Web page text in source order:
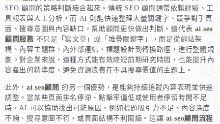
SEO 顧問的策略判斷結合起來。傳統 SEO 顧問通常依賴經驗、工
具報表與人工分析，而 AI 則能快速整理大量關鍵字、競爭對手頁
面、搜尋意圖與內容缺口，幫助顧問更快做出判斷。這代表 ai seo
顧問服務不只是「寫文章」或「堆疊關鍵字」，而是從網站架
構、內容主題群、內外部連結、標題設計到轉換路徑，進行整體規
劃。對企業來說，這種方式能有效縮短前期研究時間，也能提升內
容產出的精準度，避免資源浪費在不具搜尋價值的主題上。
此外，ai seo顧問的另一個優勢，是能夠持續追蹤內容表現並快速
調整。當某些頁面排名停滯、點擊率偏低或使用者停留時間不足
時，AI 可以協助找出可能原因，例如標題吸引力不足、內容深度
不夠、搜尋意圖不符，或頁面結構不利閱讀。這讓ai seo顧問流程